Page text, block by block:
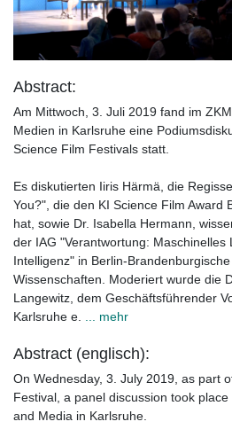
Abstract:
Am Mittwoch, 3. Juli 2019 fand im
Medien in Karlsruhe eine
Science Film Festivals statt.
Es diskutierten Iiris Härmä, die
You?", die den KI Science Film Award
hat, sowie Dr. Isabella Hermann,
der IAG "Verantwortung: Maschinelles
Intelligenz" in Berlin-
Wissenschaften. Moderiert wurde die
Langewitz, dem Geschäftsführender
Karlsruhe e.
... mehr
Abstract (englisch):
On Wednesday, 3. July 2019, as part
Festival, a panel discussion took
and Media in Karlsruhe.